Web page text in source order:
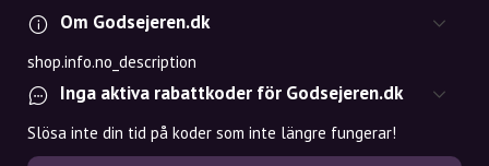
Om Godsejeren.dk
shop.info.no_description
Inga aktiva rabattkoder för Godsejeren.dk
Slösa inte din tid på koder som inte längre fungerar!